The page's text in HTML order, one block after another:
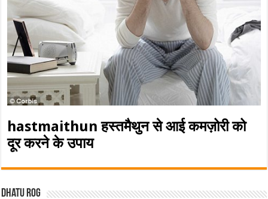
hastmaithun हस्तमैथुन से आई कमज़ोरी को
दूर करने के उपाय
Dhatu rog